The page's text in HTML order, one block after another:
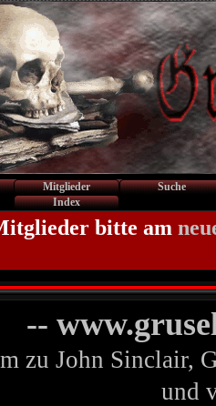
Mitglieder
Suche
Index
bitte am
--
zu John Sinclair,
und